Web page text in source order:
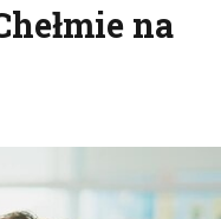
na